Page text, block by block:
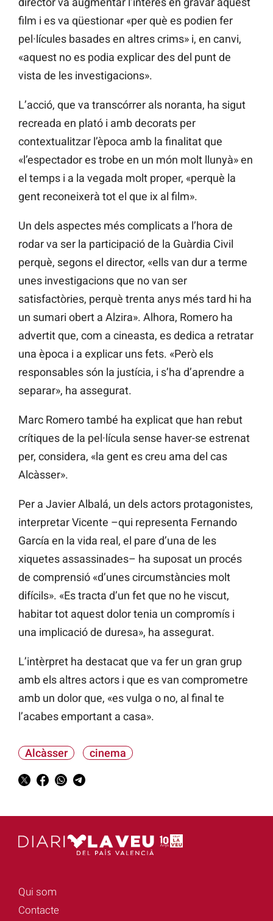
film i es va qüestionar «per què es podien fer
pel·lícules basades en altres crims» i, en canvi,
«aquest no es podia explicar des del punt de
vista de les investigacions».
L’acció, que va transcórrer als noranta, ha sigut
recreada en plató i amb decorats per
contextualitzar l’època amb la finalitat que
«l’espectador es trobe en un món molt llunyà» en
el temps i a la vegada molt proper, «perquè la
gent reconeixerà tot el que ix al film».
Un dels aspectes més complicats a l’hora de
rodar va ser la participació de la Guàrdia Civil
perquè, segons el director, «ells van dur a terme
unes investigacions que no van ser
satisfactòries, perquè trenta anys més tard hi ha
un sumari obert a Alzira». Alhora, Romero ha
advertit que, com a cineasta, es dedica a retratar
una època i a explicar uns fets. «Però els
responsables són la justícia, i s’ha d’aprendre a
separar», ha assegurat.
Marc Romero també ha explicat que han rebut
crítiques de la pel·lícula sense haver-se estrenat
per, considera, «la gent es creu ama del cas
Alcàsser».
Per a Javier Albalá, un dels actors protagonistes,
interpretar Vicente –qui representa Fernando
García en la vida real, el pare d’una de les
xiquetes assassinades– ha suposat un procés
de comprensió «d’unes circumstàncies molt
difícils». «Es tracta d’un fet que no he viscut,
habitar tot aquest dolor tenia un compromís i
una implicació de duresa», ha assegurat.
L’intèrpret ha destacat que va fer un gran grup
amb els altres actors i que es van comprometre
amb un dolor que, «es vulga o no, al final te
l’acabes emportant a casa».
Alcàsser cinema
Qui som
Contacte